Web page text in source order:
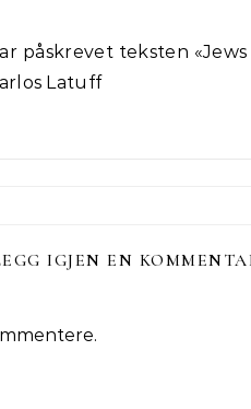
påskrevet teksten
Latuff
IGJEN EN